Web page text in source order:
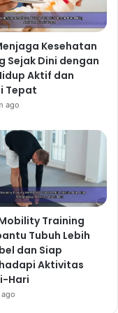
apel. Untuk
menggunakan
di supermarket.
dan serat, serta
bunga matahari
tekstur.
variasi rasa dan
berbagai
sehat sehari-hari
Cukup potong-
Kesehatan
Sejak Dini dengan
Aktif dan
Tepat
ago
Training
Tubuh Lebih
dan Siap
Aktivitas
Hari